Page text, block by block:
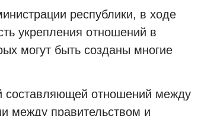
республики, в ходе
укрепления отношений в
могут быть созданы многие
составляющей отношений между
между правительством и